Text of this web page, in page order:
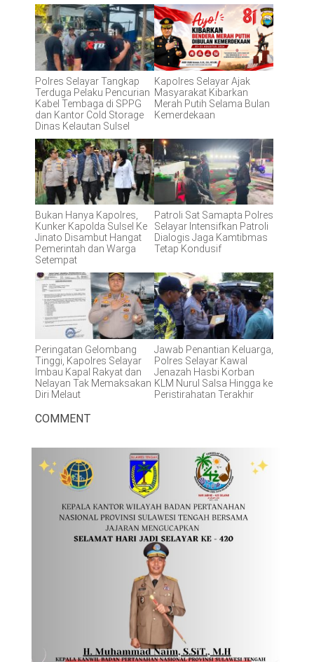
Polres Selayar Tangkap
Terduga Pelaku Pencurian
Kabel Tembaga di SPPG
dan Kantor Cold Storage
Dinas Kelautan Sulsel
Kapolres Selayar Ajak
Masyarakat Kibarkan
Merah Putih Selama Bulan
Kemerdekaan
Bukan Hanya Kapolres,
Kunker Kapolda Sulsel Ke
Jinato Disambut Hangat
Pemerintah dan Warga
Setempat
Patroli Sat Samapta Polres
Selayar Intensifkan Patroli
Dialogis Jaga Kamtibmas
Tetap Kondusif
Peringatan Gelombang
Tinggi, Kapolres Selayar
Imbau Kapal Rakyat dan
Nelayan Tak Memaksakan
Diri Melaut
Jawab Penantian Keluarga,
Polres Selayar Kawal
Jenazah Hasbi Korban
KLM Nurul Salsa Hingga ke
Peristirahatan Terakhir
COMMENT